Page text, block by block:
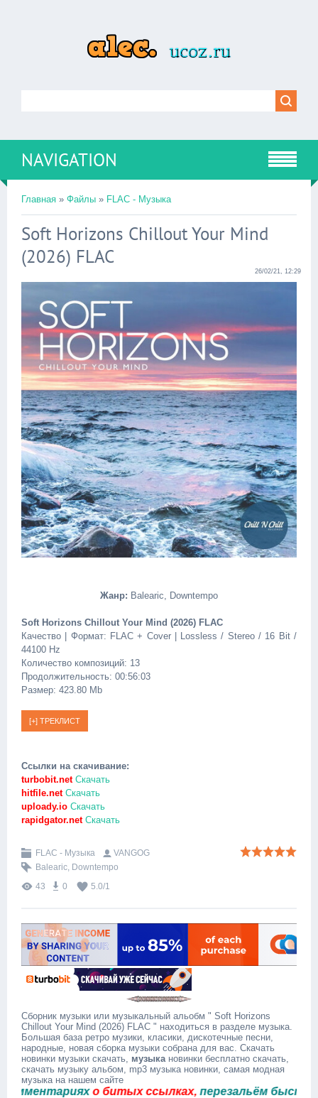
NAVIGATION
Главная » Файлы » FLAC - Музыка
Soft Horizons Chillout Your Mind
(2026) FLAC
26/02/21, 12:29
Жанр: Balearic, Downtempo
Soft Horizons Chillout Your Mind (2026) FLAC
Качество | Формат: FLAC + Cover | Lossless / Stereo / 16 Bit /
44100 Hz
Количество композиций: 13
Продолжительность: 00:56:03
Размер: 423.80 Mb
Ссылки на скачивание:
turbobit.netСкачать
hitfile.netСкачать
uploady.io Скачать
rapidgator.netСкачать
FLAC - Музыка
VANGOG
Balearic, Downtempo
43
0 5.0/1
Сборник музыки или музыкальный альобм " Soft Horizons
Chillout Your Mind (2026) FLAC " находиться в разделе музыка.
Большая база ретро музики, класики, дискотечные песни,
народные, новая сборка музыки собрана для вас. Скачать
новинки музыки скачать, музыкановинки бесплатно скачать,
скачать музыку альбом, mp3 музыка новинки, самая модная
музыка на нашем сайте
о битых ссылках,перезальём быстро.